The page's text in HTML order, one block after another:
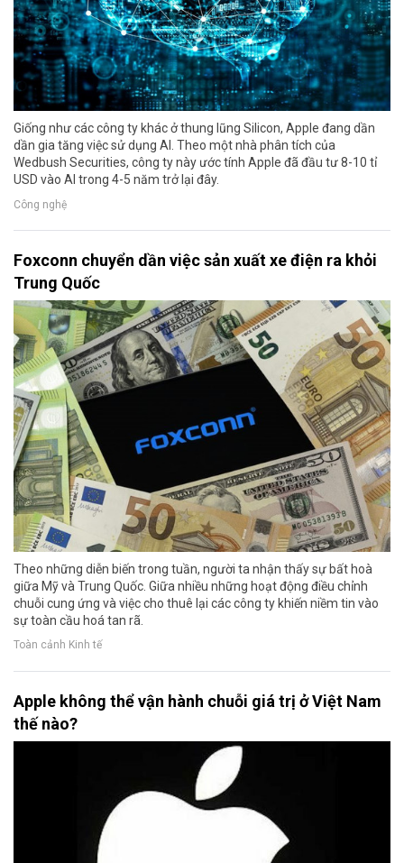
Giống như các công ty khác ở thung lũng Silicon, Apple đang dần
dần gia tăng việc sử dụng AI. Theo một nhà phân tích của
Wedbush Securities, công ty này ước tính Apple đã đầu tư 8-10 tỉ
USD vào AI trong 4-5 năm trở lại đây.
Công nghệ
Foxconn chuyển dần việc sản xuất xe điện ra khỏi
Trung Quốc
Theo những diễn biến trong tuần, người ta nhận thấy sự bất hoà
giữa Mỹ và Trung Quốc. Giữa nhiều những hoạt động điều chỉnh
chuỗi cung ứng và việc cho thuê lại các công ty khiến niềm tin vào
sự toàn cầu hoá tan rã.
Toàn cảnh Kinh tế
Apple không thể vận hành chuỗi giá trị ở Việt Nam
thế nào?